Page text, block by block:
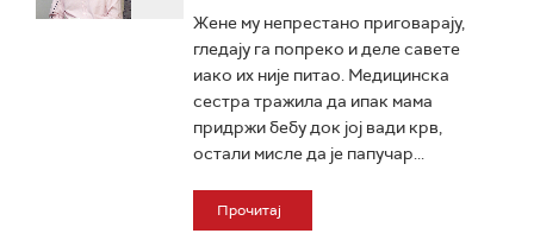
Жене му непрестано приговарају,
гледају га попреко и деле савете
иако их није питао. Медицинска
сестра тражила да ипак мама
придржи бебу док јој вади крв,
остали мисле да је папучар...
Прочитај